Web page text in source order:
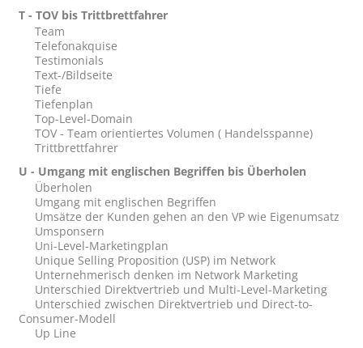
T - TOV bis Trittbrettfahrer
Team
Telefonakquise
Testimonials
Text-/Bildseite
Tiefe
Tiefenplan
Top-Level-Domain
TOV - Team orientiertes Volumen ( Handelsspanne)
Trittbrettfahrer
U - Umgang mit englischen Begriffen bis Überholen
Überholen
Umgang mit englischen Begriffen
Umsätze der Kunden gehen an den VP wie Eigenumsatz
Umsponsern
Uni-Level-Marketingplan
Unique Selling Proposition (USP) im Network
Unternehmerisch denken im Network Marketing
Unterschied Direktvertrieb und Multi-Level-Marketing
Unterschied zwischen Direktvertrieb und Direct-to-
Consumer-Modell
Up Line